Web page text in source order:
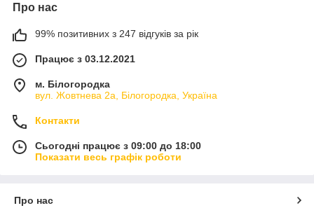
Про нас
99% позитивних з 247 відгуків за рік
Працює з 03.12.2021
м. Білогородка
вул. Жовтнева 2а, Білогородка, Україна
Контакти
Сьогодні працює з 09:00 до 18:00
Показати весь графік роботи
Про нас